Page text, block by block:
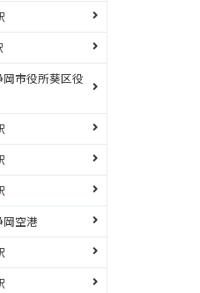
岡市役所葵区役
岡空港